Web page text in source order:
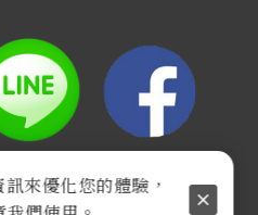
來優化您的體驗，